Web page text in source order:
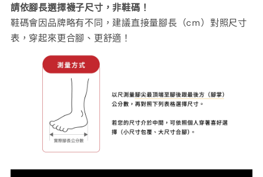
請依腳長選擇襪子尺寸，非鞋碼！
鞋碼會因品牌略有不同，建議直接量腳長（cm）對照尺寸
表，穿起來更合腳、更舒適！